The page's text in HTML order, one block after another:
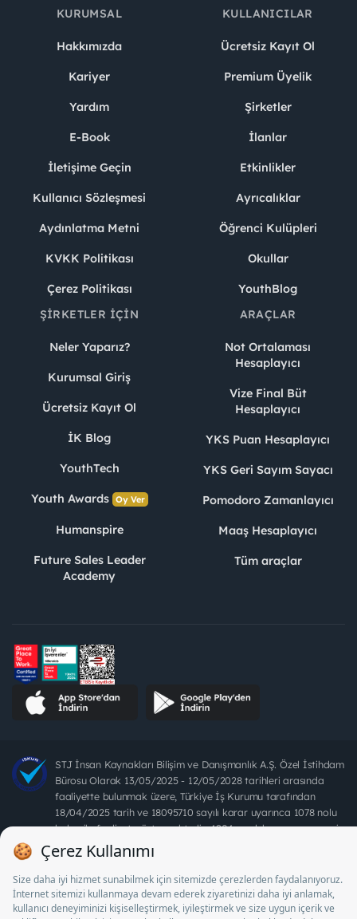
KURUMSAL
Hakkımızda
Kariyer
Yardım
E-Book
İletişime Geçin
Kullanıcı Sözleşmesi
Aydınlatma Metni
KVKK Politikası
Çerez Politikası
KULLANICILAR
Ücretsiz Kayıt Ol
Premium Üyelik
Şirketler
İlanlar
Etkinlikler
Ayrıcalıklar
Öğrenci Kulüpleri
Okullar
YouthBlog
ŞIRKETLER İÇIN
Neler Yaparız?
Kurumsal Giriş
Ücretsiz Kayıt Ol
İK Blog
YouthTech
Youth Awards Oy Ver
Humanspire
Future Sales Leader
Academy
ARAÇLAR
Not Ortalaması
Hesaplayıcı
Vize Final Büt
Hesaplayıcı
YKS Puan Hesaplayıcı
YKS Geri Sayım Sayacı
Pomodoro Zamanlayıcı
Maaş Hesaplayıcı
Tüm araçlar
STJ İnsan Kaynakları Bilişim ve Danışmanlık A.Ş. Özel İstihdam
Bürosu Olarak 13/05/2025 - 12/05/2028 tarihleri arasında
faaliyette bulunmak üzere, Türkiye İş Kurumu tarafından
18/04/2025 tarih ve 18095710 sayılı karar uyarınca 1078 nolu
belge ile faaliyet göstermektedir. 4904 sayılı kanun uyarınca iş
arayanlardan ücret alınması yasaktır.